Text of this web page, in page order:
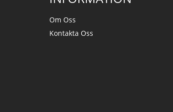
Om Oss
Kontakta Oss